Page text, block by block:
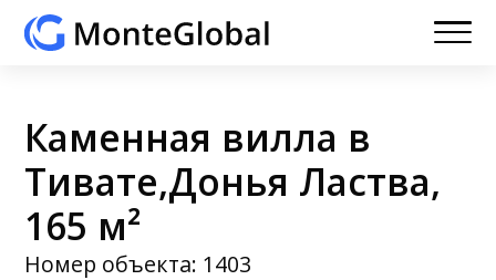
Каменная вилла в
Тивате,Донья Ластва,
165 м²
Номер объекта: 1403